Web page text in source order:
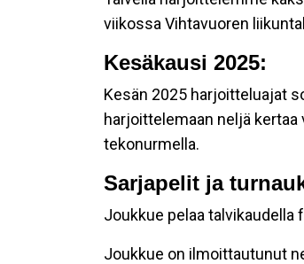
viikossa Vihtavuoren
Kesäkausi 2025:
Kesän 2025 harjoitteluajat
harjoittelemaan neljä
tekonurmella.
Sarjapelit ja
Joukkue pelaa talvikaudella
Joukkue on ilmoittautunut